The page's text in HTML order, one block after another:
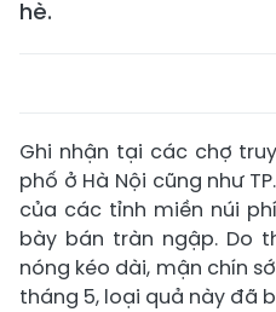
hè.
Ghi nhận tại các chợ
phố ở Hà Nội cũng như
của các tỉnh miền núi
bày bán tràn ngập. Do
nóng kéo dài, mận chín
tháng 5, loại quả này đã